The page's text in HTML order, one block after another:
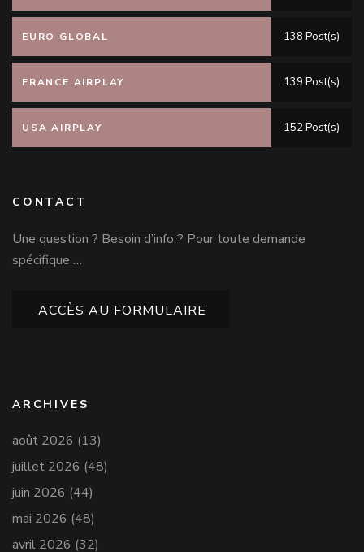
EURO GLOBAL 138 Post(s)
FRANCE AIRPLAY 139 Post(s)
USA AIRPLAY 152 Post(s)
CONTACT
Une question ? Besoin d’info ? Pour toute demande
spécifique …
ACCÈS AU FORMULAIRE
ARCHIVES
août 2026 (13)
juillet 2026 (48)
juin 2026 (44)
mai 2026 (48)
avril 2026 (32)